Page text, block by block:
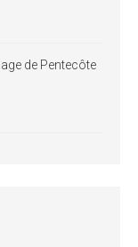
de Pentecôte